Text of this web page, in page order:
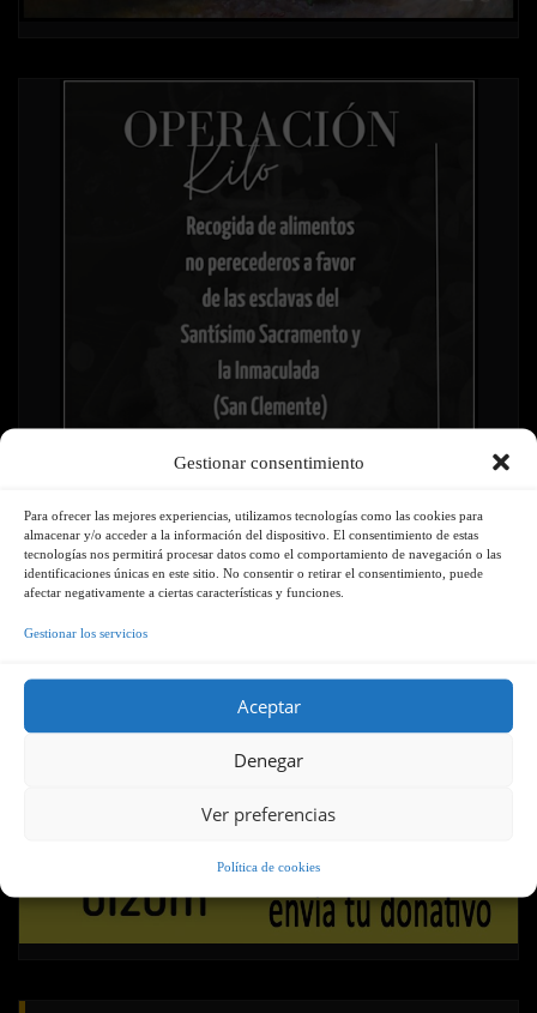
Gestionar consentimiento
Para ofrecer las mejores experiencias, utilizamos tecnologías como las cookies para
almacenar y/o acceder a la información del dispositivo. El consentimiento de estas
tecnologías nos permitirá procesar datos como el comportamiento de navegación o las
identificaciones únicas en este sitio. No consentir o retirar el consentimiento, puede
afectar negativamente a ciertas características y funciones.
Gestionar los servicios
Aceptar
Denegar
Ver preferencias
Política de cookies
Colabora con tu Hermandad